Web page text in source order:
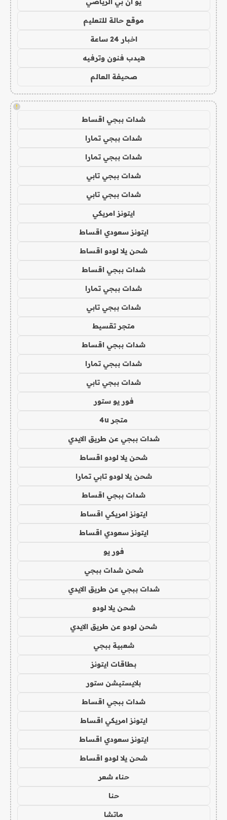
موقع حالة للتعليم
اخبار 24 ساعة
هيدب فنون وترفيه
صحيفة العالم
!
شدات ببجي اقساط
شدات ببجي تمارا
شدات ببجي تمارا
شدات ببجي تابي
شدات ببجي تابي
ايتونز امريكي
ايتونز سعودي اقساط
شحن يلا لودو اقساط
شدات ببجي اقساط
شدات ببجي تمارا
شدات ببجي تابي
متجر تقسيط
شدات ببجي اقساط
شدات ببجي تمارا
شدات ببجي تابي
فور يو ستور
متجر 4u
شدات ببجي عن طريق الايدي
شحن يلا لودو اقساط
شحن يلا لودو تابي تمارا
شدات ببجي اقساط
ايتونز امريكي اقساط
ايتونز سعودي اقساط
فور يو
شحن شدات ببجي
شدات ببجي عن طريق الايدي
شحن يلا لودو
شحن لودو عن طريق الايدي
شعبية ببجي
بطاقات ايتونز
بلايستيشن ستور
شدات ببجي اقساط
ايتونز امريكي اقساط
ايتونز سعودي اقساط
شحن يلا لودو اقساط
حناء شعر
حنا
ماتشا